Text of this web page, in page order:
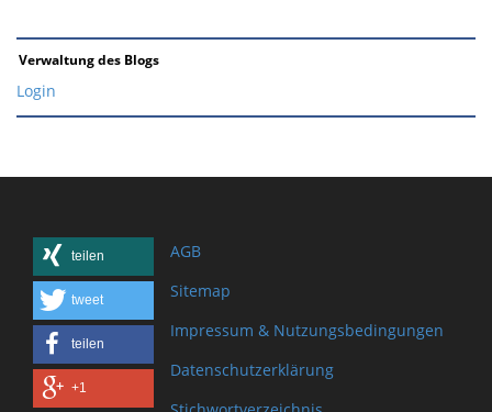
Verwaltung des Blogs
Login
teilen
tweet
teilen
+1
AGB
Sitemap
Impressum & Nutzungsbedingungen
Datenschutzerklärung